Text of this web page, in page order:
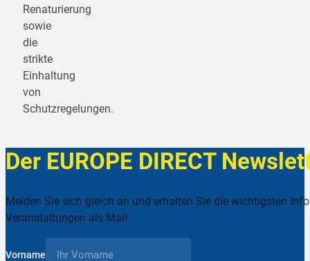
Renaturierung
sowie
die
strikte
Einhaltung
von
Schutzregelungen.
Der EUROPE DIRECT
Melden Sie sich gleich an und erhalten Sie die wichtigsten
Veranstaltungen als Mail
Vorname